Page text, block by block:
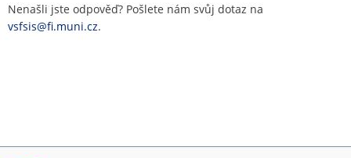
Nenašli jste odpověď? Pošlete nám svůj dotaz na
vsfsis@fi.muni.cz.